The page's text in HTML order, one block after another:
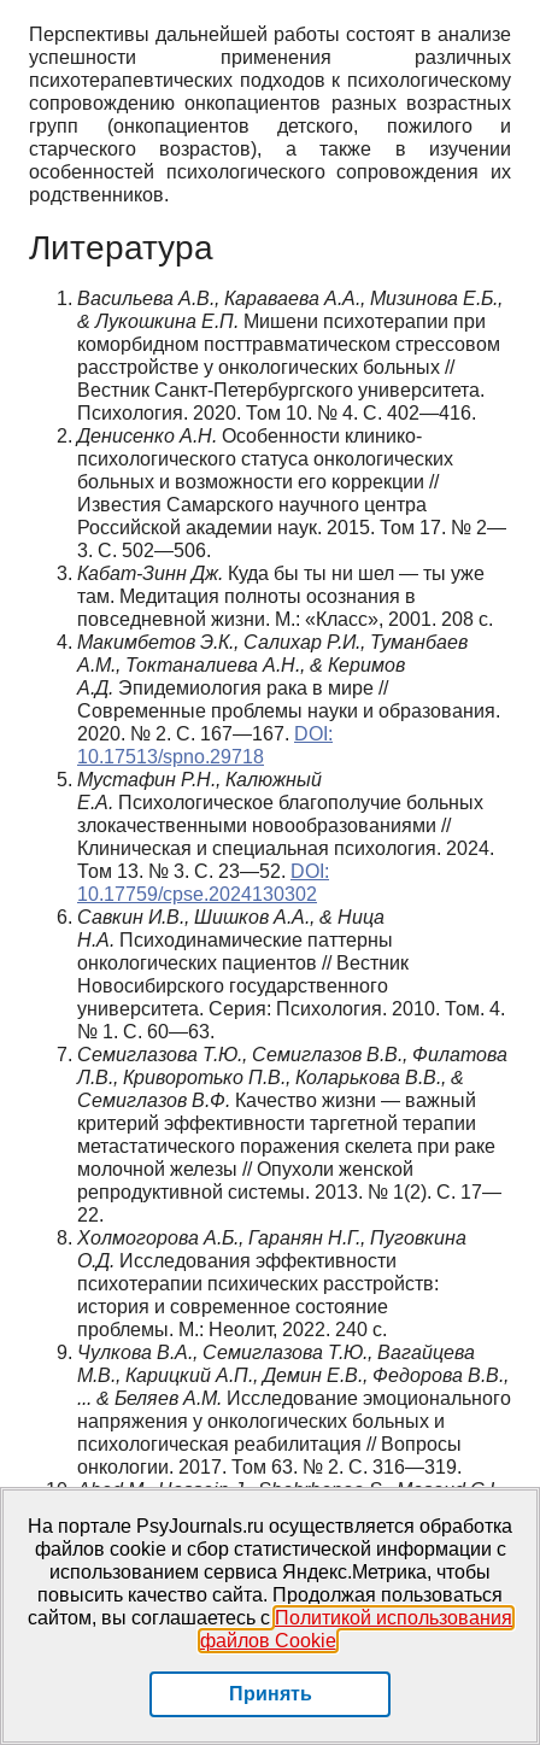
Перспективы дальнейшей работы состоят в анализе
успешности применения различных
психотерапевтических подходов к психологическому
сопровождению онкопациентов разных возрастных
групп (онкопациентов детского, пожилого и
старческого возрастов), а также в изучении
особенностей психологического сопровождения их
родственников.
Литература
Васильева А.В., Караваева А.А., Мизинова Е.Б.,
& Лукошкина Е.П. Мишени психотерапии при
коморбидном посттравматическом стрессовом
расстройстве у онкологических больных //
Вестник Санкт-Петербургского университета.
Психология. 2020. Том 10. № 4. С. 402—416.
Денисенко А.Н. Особенности клинико-
психологического статуса онкологических
больных и возможности его коррекции //
Известия Самарского научного центра
Российской академии наук. 2015. Том 17. № 2—
3. С. 502—506.
Кабат-Зинн Дж. Куда бы ты ни шел — ты уже
там. Медитация полноты осознания в
повседневной жизни. М.: «Класс», 2001. 208 с.
Макимбетов Э.К., Салихар Р.И., Туманбаев
А.М., Токтаналиева А.Н., & Керимов
А.Д. Эпидемиология рака в мире //
Современные проблемы науки и образования.
2020. № 2. С. 167—167. DOI:
10.17513/spno.29718
Мустафин Р.Н., Калюжный
Е.А. Психологическое благополучие больных
злокачественными новообразованиями //
Клиническая и специальная психология. 2024.
Том 13. № 3. C. 23—52. DOI:
10.17759/cpse.2024130302
Савкин И.В., Шишков А.А., & Ница
Н.А. Психодинамические паттерны
онкологических пациентов // Вестник
Новосибирского государственного
университета. Серия: Психология. 2010. Том. 4.
№ 1. С. 60—63.
Семиглазова Т.Ю., Семиглазов В.В., Филатова
Л.В., Криворотько П.В., Коларькова В.В., &
Семиглазов В.Ф. Качество жизни — важный
критерий эффективности таргетной терапии
метастатического поражения скелета при раке
молочной железы // Опухоли женской
репродуктивной системы. 2013. № 1(2). С. 17—
22.
Холмогорова А.Б., Гаранян Н.Г., Пуговкина
О.Д. Исследования эффективности
психотерапии психических расстройств:
история и современное состояние
проблемы. М.: Неолит, 2022. 240 с.
Чулкова В.А., Семиглазова Т.Ю., Вагайцева
М.В., Карицкий А.П., Демин Е.В., Федорова В.В.,
... & Беляев А.М. Исследование эмоционального
напряжения у онкологических больных и
психологическая реабилитация // Вопросы
онкологии. 2017. Том 63. № 2. С. 316—319.
Abed M., Hossein J., Shahrbanoo S., Masoud G.L.,
& Hajhosseini M.
Effectiveness of intensive short-
term psychodynamic psychotherapy on reduced
death anxiety, depression and feeling of loneliness
among women with breast cancer‎ // Journal of
advanced Pharmacy education and research.
2020. Vol. 10. № 1—2020. P. 120—127.
Aldea M., Craciun L., Tomuleasa C., & Crivii C.
The role of depression and neuroimmune axis in
the prognosis of cancer patients // J BUON. 2014.
Vol. 19. № 1. P. 5—14.
На портале PsyJournals.ru осуществляется обработка
файлов cookie и сбор статистической информации с
использованием сервиса Яндекс.Метрика, чтобы
повысить качество сайта. Продолжая пользоваться
сайтом, вы соглашаетесь с Политикой использования
файлов Cookie.
Принять